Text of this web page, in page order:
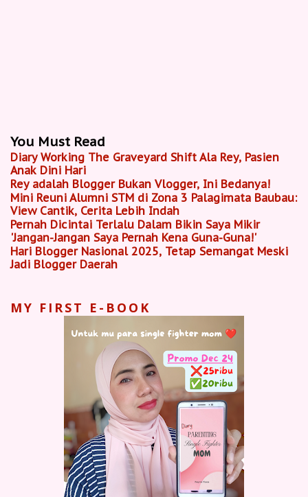
You Must Read
Diary Working The Graveyard Shift Ala Rey, Pasien
Anak Dini Hari
Rey adalah Blogger Bukan Vlogger, Ini Bedanya!
Mini Reuni Alumni STM di Zona 3 Palagimata Baubau:
View Cantik, Cerita Lebih Indah
Pernah Dicintai Terlalu Dalam Bikin Saya Mikir
'Jangan-Jangan Saya Pernah Kena Guna-Guna!'
Hari Blogger Nasional 2025, Tetap Semangat Meski
Jadi Blogger Daerah
MY FIRST E-BOOK